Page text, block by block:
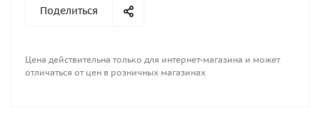
Поделиться
Цена действительна только для интернет-магазина и может
отличаться от цен в розничных магазинах